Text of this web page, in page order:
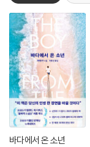
바다에서 온 소년